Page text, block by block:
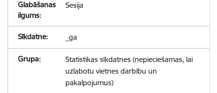
Sesija
_ga
Statistikas sīkdatnes (nepieciešamas, lai
uzlabotu vietnes darbību un
pakalpojumus)